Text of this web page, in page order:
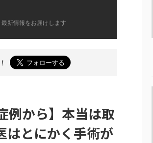
最新情報をお届けします
例から】本当は取
はとにかく手術が